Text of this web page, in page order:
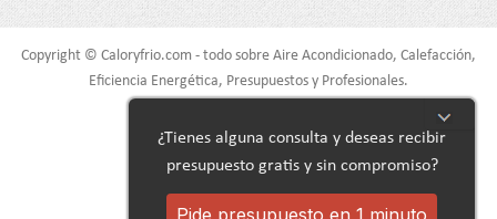
Copyright © Caloryfrio.com - todo sobre Aire Acondicionado, Calefacción,
Eficiencia Energética, Presupuestos y Profesionales.